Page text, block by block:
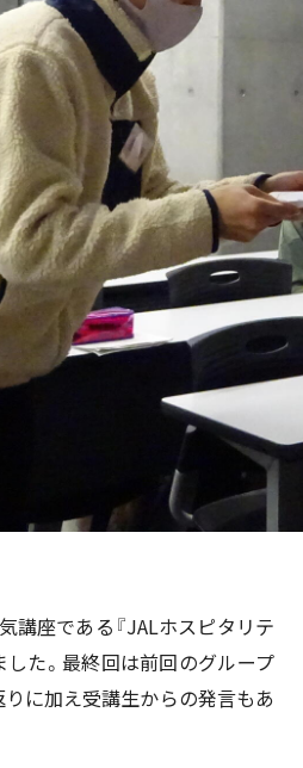
講座である『JALホスピタリテ
た。最終回は前回のグループ
に加え受講生からの発言もあ